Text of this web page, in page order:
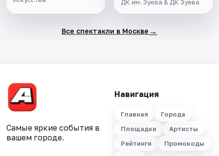
ДК им. Зуева & ДК Зуева
Все спектакли в Москве →
Самые яркие события в
вашем городе.
Навигация
Главная
Города
Площадки
Артисты
Рейтинги
Промокоды